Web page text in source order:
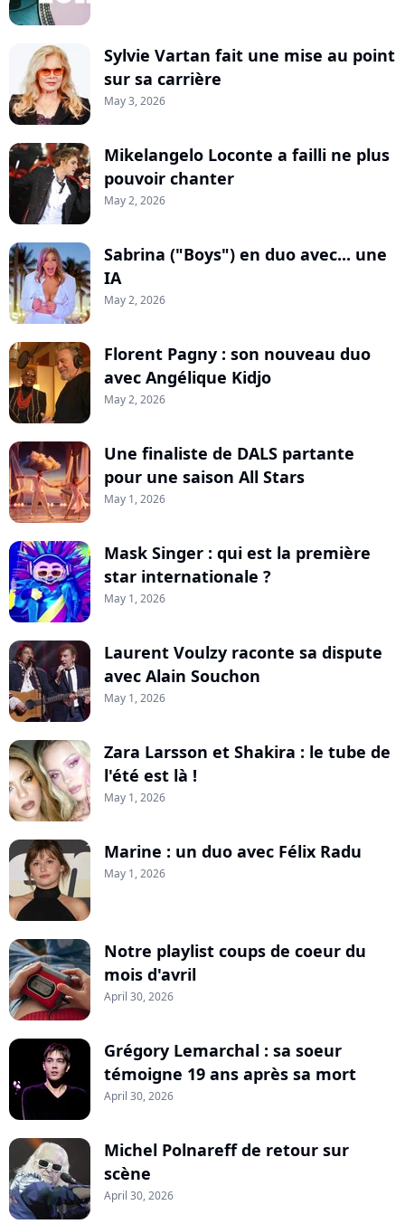
Sylvie Vartan fait une mise au point
sur sa carrière
May 3, 2026
Mikelangelo Loconte a failli ne plus
pouvoir chanter
May 2, 2026
Sabrina ("Boys") en duo avec... une
IA
May 2, 2026
Florent Pagny : son nouveau duo
avec Angélique Kidjo
May 2, 2026
Une finaliste de DALS partante
pour une saison All Stars
May 1, 2026
Mask Singer : qui est la première
star internationale ?
May 1, 2026
Laurent Voulzy raconte sa dispute
avec Alain Souchon
May 1, 2026
Zara Larsson et Shakira : le tube de
l'été est là !
May 1, 2026
Marine : un duo avec Félix Radu
May 1, 2026
Notre playlist coups de coeur du
mois d'avril
April 30, 2026
Grégory Lemarchal : sa soeur
témoigne 19 ans après sa mort
April 30, 2026
Michel Polnareff de retour sur
scène
April 30, 2026